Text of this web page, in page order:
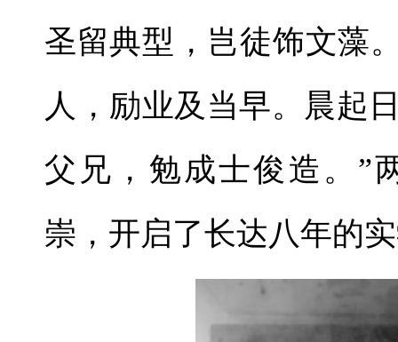
圣留典型，岂徒饰文藻
人，励业及当早。晨起
父兄，勉成士俊造。”
崇，开启了长达八年的